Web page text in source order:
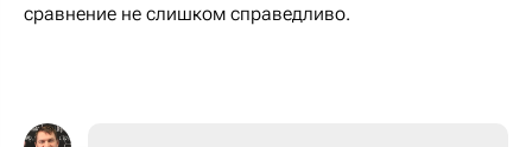
сравнение не слишком справедливо.